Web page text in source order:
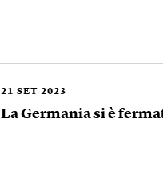
21 SET 2023
La Germania si è